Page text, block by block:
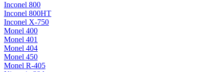
Inconel 800
Inconel 800HT
Inconel X-750
Monel 400
Monel 401
Monel 404
Monel 450
Monel R-405